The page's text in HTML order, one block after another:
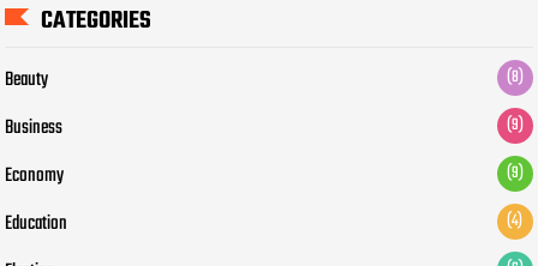
CATEGORIES
Beauty (8)
Business (9)
Economy (9)
Education (4)